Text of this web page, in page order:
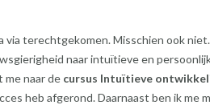
terechtgekomen. Misschien ook
naar intuïtieve en
me naar de cursus Intuïtieve
heb afgerond. Daarnaast ben ik me